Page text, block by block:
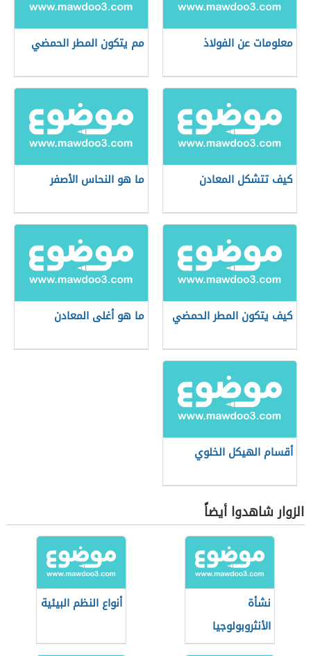
معلومات عن الفولاذ مم يتكون المطر الحمضي
كيف تتشكل المعادن ما هو النحاس الأصفر
كيف يتكون المطر الحمضي ما هو أغلى المعادن
أقسام الهيكل الخلوي
الزوار شاهدوا أيضاً
نشأة
الأنثروبولوجيا
أنواع النظم البيئية